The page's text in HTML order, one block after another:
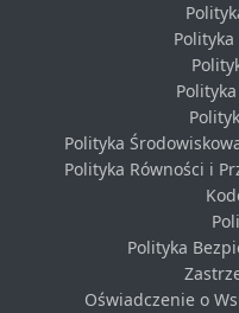
Polityka
Polityka Równości i
Polityka
Oświadczenie o